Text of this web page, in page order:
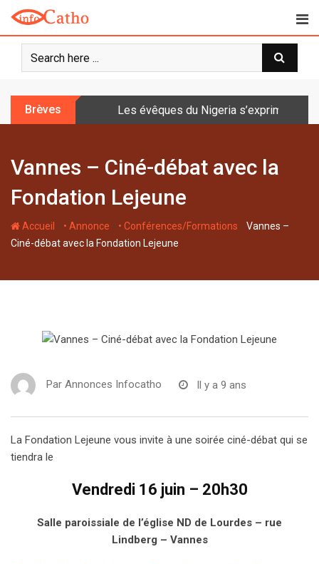
o
Brèves Les évêques du Nigeria s’expriment
Vannes – Ciné-débat avec la
Fondation Lejeune
Accueil - • Annonce - • Conférences/Formations -Vannes –
Ciné-débat avec la Fondation Lejeune
Par Annonces Infocatho Il y a 9 ans
La Fondation Lejeune vous invite à une soirée ciné-débat qui se
tiendra le
Vendredi 16 juin – 20h30
Salle paroissiale de l’église ND de Lourdes – rue
Lindberg – Vannes